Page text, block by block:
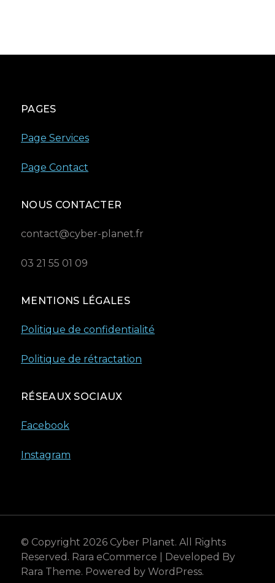
PAGES
Page Services
Page Contact
NOUS CONTACTER
contact@cyber-planet.fr
03 21 55 01 09
MENTIONS LÉGALES
Politique de confidentialité
Politique de rétractation
RÉSEAUX SOCIAUX
Facebook
Instagram
© Copyright 2026 Cyber Planet. All Rights
Reserved. Rara eCommerce | Developed By
Rara Theme. Powered by WordPress.